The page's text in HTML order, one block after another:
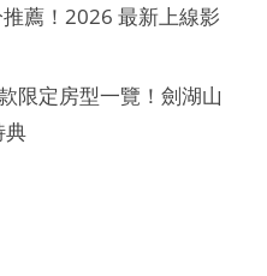
薦！2026 最新上線影
限定房型一覽！劍湖山
典